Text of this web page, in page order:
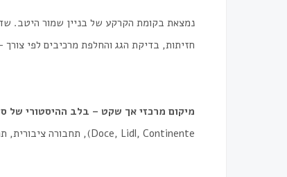
נמצאת בקומת הקרקע של בניין שמור היטב.
חזיתות, בדיקת הגג והחלפת מרכיבים לפי צורך
מיקום מרכזי אך שקט – בלב ההיסטורי של
Doce, Lidl, Continente), תחבורה ציבורית, תחנת רכבת ותחנת אוטובוס עם גישה נוחה לליסבון.